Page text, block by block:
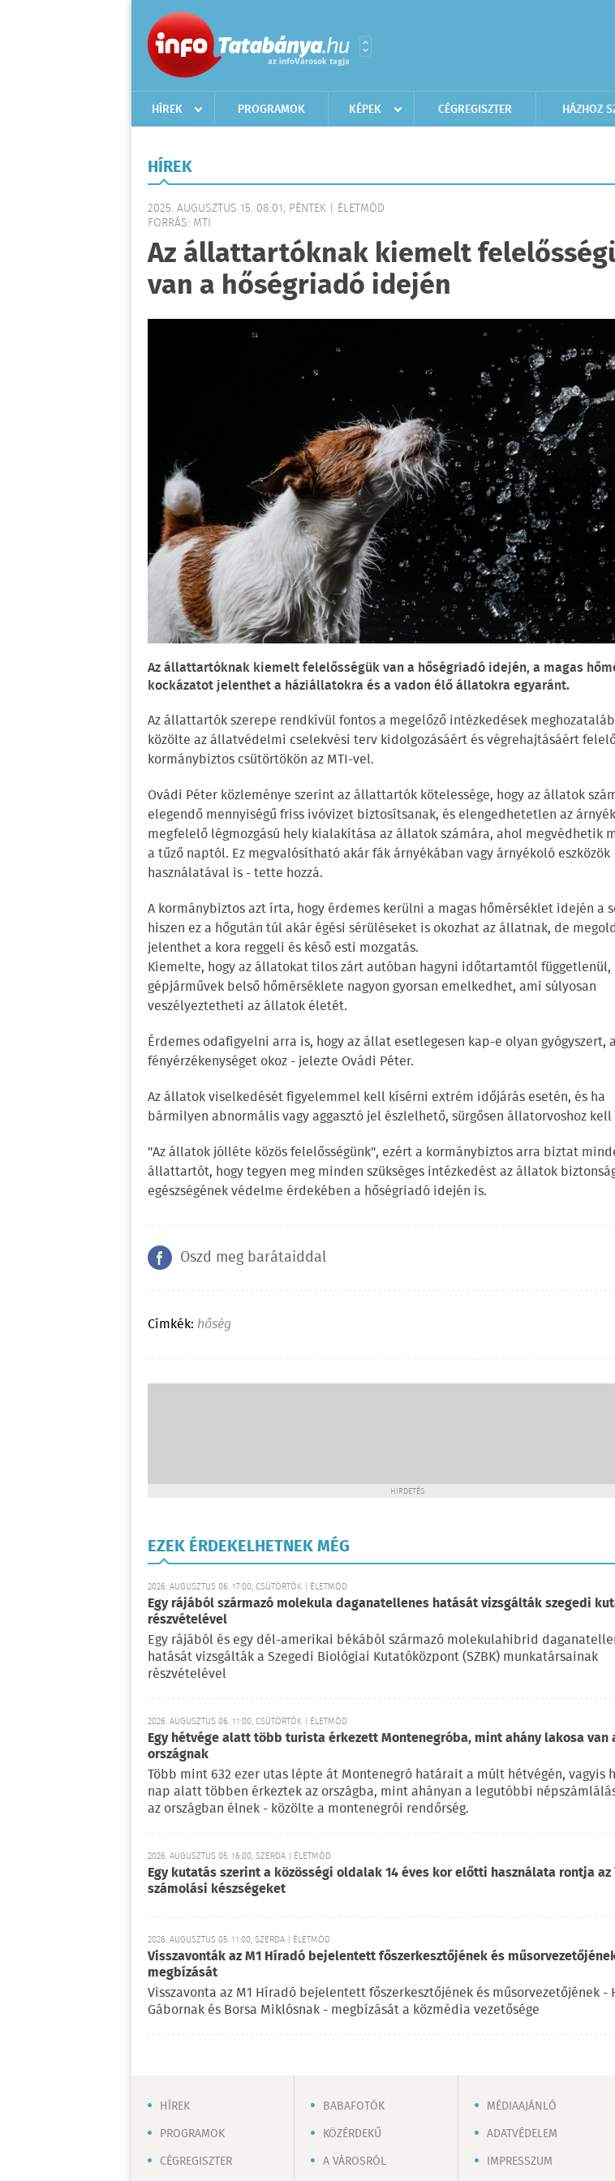
HÍREK PROGRAMOK KÉPEK CÉGREGISZTER HÁZHOZ
HÍREK
2025. AUGUSZTUS 15. 08:01, PÉNTEK | ÉLETMÓD
FORRÁS: MTI
Az állattartóknak kiemelt
van a hőségriadó idején
Az állattartóknak kiemelt felelősségük van a hőségriadó idején, a magas
kockázatot jelenthet a háziállatokra és a vadon élő állatokra egyaránt.
Az állattartók szerepe rendkívül fontos a megelőző intézkedések
közölte az állatvédelmi cselekvési terv kidolgozásáért és végrehajtásáért
kormánybiztos csütörtökön az MTI-vel.
Ovádi Péter közleménye szerint az állattartók kötelessége, hogy az állatok
elegendő mennyiségű friss ivóvizet biztosítsanak, és elengedhetetlen az
megfelelő légmozgású hely kialakítása az állatok számára, ahol megvédhetik
a tűző naptól. Ez megvalósítható akár fák árnyékában vagy árnyékoló eszközök
használatával is - tette hozzá.
A kormánybiztos azt írta, hogy érdemes kerülni a magas hőmérséklet idején a
hiszen ez a hőgután túl akár égési sérüléseket is okozhat az állatnak, de
jelenthet a kora reggeli és késő esti mozgatás.
Kiemelte, hogy az állatokat tilos zárt autóban hagyni időtartamtól függetlenül,
gépjárművek belső hőmérséklete nagyon gyorsan emelkedhet, ami súlyosan
veszélyeztetheti az állatok életét.
Érdemes odafigyelni arra is, hogy az állat esetlegesen kap-e olyan gyógyszert,
fényérzékenységet okoz - jelezte Ovádi Péter.
Az állatok viselkedését figyelemmel kell kísérni extrém időjárás esetén, és ha
bármilyen abnormális vagy aggasztó jel észlelhető, sürgősen állatorvoshoz
"Az állatok jólléte közös felelősségünk", ezért a kormánybiztos arra biztat
állattartót, hogy tegyen meg minden szükséges intézkedést az állatok
egészségének védelme érdekében a hőségriadó idején is.
Oszd meg barátaiddal
Címkék: hőség
HIRDETÉS
EZEK ÉRDEKELHETNEK MÉG
2026. AUGUSZTUS 06. 17:00, CSÜTÖRTÖK | ÉLETMÓD
Egy rájából származó molekula daganatellenes hatását vizsgálták szegedi
részvételével
Egy rájából és egy dél-amerikai békából származó molekulahibrid
hatását vizsgálták a Szegedi Biológiai Kutatóközpont (SZBK) munkatársainak
részvételével
2026. AUGUSZTUS 06. 11:00, CSÜTÖRTÖK | ÉLETMÓD
Egy hétvége alatt több turista érkezett Montenegróba, mint ahány lakosa van
országnak
Több mint 632 ezer utas lépte át Montenegró határait a múlt hétvégén, vagyis
nap alatt többen érkeztek az országba, mint ahányan a legutóbbi
az országban élnek - közölte a montenegrói rendőrség.
2026. AUGUSZTUS 05. 16:00, SZERDA | ÉLETMÓD
Egy kutatás szerint a közösségi oldalak 14 éves kor előtti használata rontja
számolási készségeket
2026. AUGUSZTUS 05. 11:00, SZERDA | ÉLETMÓD
Visszavonták az M1 Híradó bejelentett főszerkesztőjének és
megbízását
Visszavonta az M1 Híradó bejelentett főszerkesztőjének és műsorvezetőjének -
Gábornak és Borsa Miklósnak - megbízását a közmédia vezetősége
HÍREK
PROGRAMOK
CÉGREGISZTER
BABAFOTÓK
KÖZÉRDEKŰ
A VÁROSRÓL
MÉDIAAJÁNLÓ
ADATVÉDELEM
IMPRESSZUM